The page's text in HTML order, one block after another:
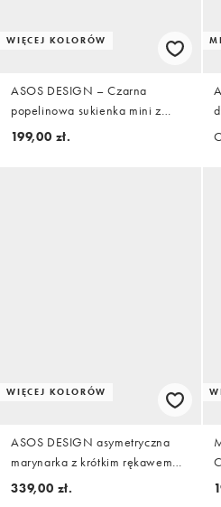
WIĘCEJ KOLORÓW
ASOS DESIGN – Czarna
popelinowa sukienka mini z
obniżonym stanem i prostym
199,00 zł.
WIĘCEJ KOLORÓW
ASOS DESIGN asymetryczna
marynarka z krótkim rękawem
we wzór zebry
339,00 zł.